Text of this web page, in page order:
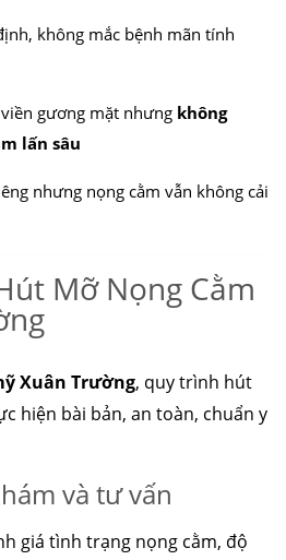
không mắc bệnh mãn tính
gương mặt nhưng không
lấn sâu
nhưng nọng cằm vẫn không cải
Mỡ Nọng Cằm
Xuân Trường, quy trình hút
hiện bài bản, an toàn, chuẩn y
và tư vấn
giá tình trạng nọng cằm, độ